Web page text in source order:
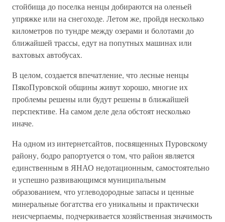
стойбища до поселка ненцы добираются на оленьей
упряжке или на снегоходе. Летом же, пройдя несколько
километров по тундре между озерами и болотами до
ближайшей трассы, едут на попутных машинах или
вахтовых автобусах.
В целом, создается впечатление, что лесные ненцы
ПякоПуровской общины живут хорошо, многие их
проблемы решены или будут решены в ближайшей
перспективе. На самом деле дела обстоят несколько
иначе.
На одном из интернетсайтов, посвященных Пуровскому
району, бодро рапортуется о том, что район является
единственным в ЯНАО недотационным, самостоятельно
и успешно развивающимся муниципальным
образованием, что углеводородные запасы и ценные
минеральные богатства его уникальны и практически
неисчерпаемы, подчеркивается хозяйственная значимость